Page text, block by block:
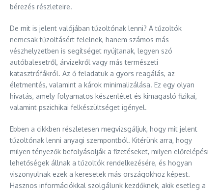
bérezés részleteire.
De mit is jelent valójában tűzoltónak lenni? A tűzoltók
nemcsak tűzoltásért felelnek, hanem számos más
vészhelyzetben is segítséget nyújtanak, legyen szó
autóbalesetről, árvizekről vagy más természeti
katasztrófákról. Az ő feladatuk a gyors reagálás, az
életmentés, valamint a károk minimalizálása. Ez egy olyan
hivatás, amely folyamatos készenlétet és kimagasló fizikai,
valamint pszichikai felkészültséget igényel.
Ebben a cikkben részletesen megvizsgáljuk, hogy mit jelent
tűzoltónak lenni anyagi szempontból. Kitérünk arra, hogy
milyen tényezők befolyásolják a fizetéseket, milyen előrelépési
lehetőségek állnak a tűzoltók rendelkezésére, és hogyan
viszonyulnak ezek a keresetek más országokhoz képest.
Hasznos információkkal szolgálunk kezdőknek, akik esetleg a